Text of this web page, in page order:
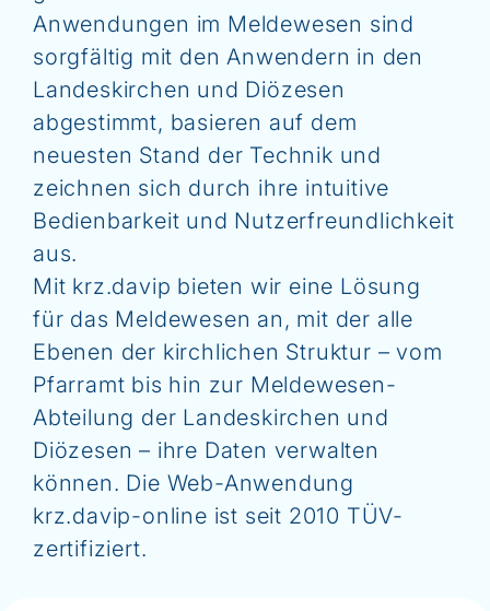
Anwendungen im Meldewesen sind
sorgfältig mit den Anwendern in den
Landeskirchen und Diözesen
abgestimmt, basieren auf dem
neuesten Stand der Technik und
zeichnen sich durch ihre intuitive
Bedienbarkeit und Nutzerfreundlichkeit
aus.
Mit krz.davip bieten wir eine Lösung
für das Meldewesen an, mit der alle
Ebenen der kirchlichen Struktur – vom
Pfarramt bis hin zur Meldewesen-
Abteilung der Landeskirchen und
Diözesen – ihre Daten verwalten
können. Die Web-Anwendung
krz.davip-online ist seit 2010 TÜV-
zertifiziert.